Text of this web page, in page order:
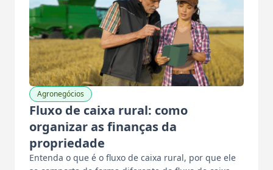
Agronegócios
Fluxo de caixa rural: como
organizar as finanças da
propriedade
Entenda o que é o fluxo de caixa rural, por que ele